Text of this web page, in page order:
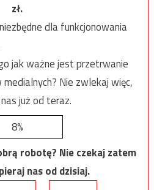
zł.
dla funkcjonowania
jak ważne jest przetrwanie
Nie zwlekaj więc,
już od teraz.
8%
robotę? Nie czekaj zatem
nas od dzisiaj.